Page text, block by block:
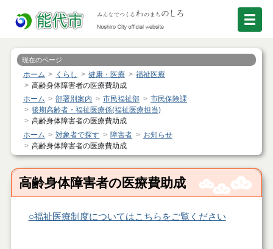
現在のページ
ホーム くらし 健康・医療
福祉医療
高齢身体障害者の医療費助成
ホーム
部署別案内 市民福祉部
市民保険課
後期高齢者・福祉医療係(福祉医療担当)
高齢身体障害者の医療費助成
ホーム
対象者で探す 障害者
お知らせ
高齢身体障害者の医療費助成
高齢身体障害者の医療費助成
○福祉医療制度についてはこちらをご覧ください